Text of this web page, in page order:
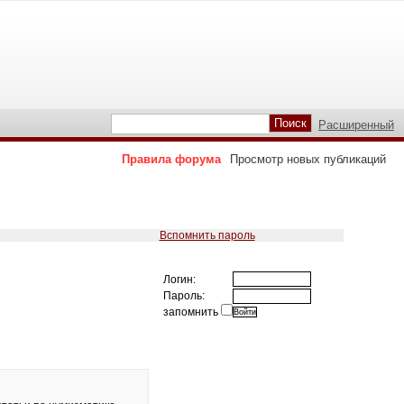
Расширенный
Правила форума Просмотр новых публикаций
Вспомнить пароль
Логин:
Пароль:
запомнить